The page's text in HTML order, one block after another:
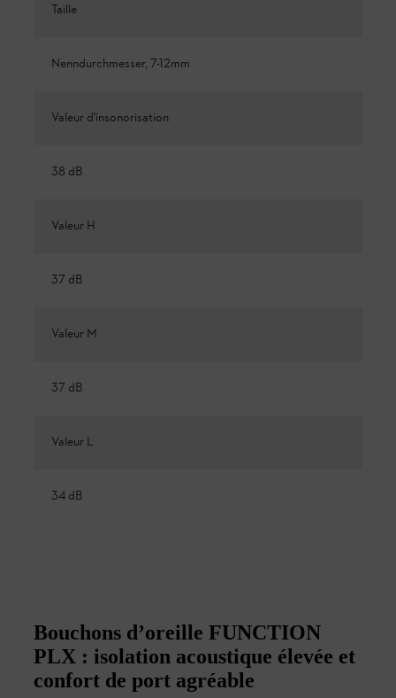
Taille
Nenndurchmesser, 7-12mm
Valeur d'insonorisation
38 dB
Valeur H
37 dB
Valeur M
37 dB
Valeur L
34 dB
Bouchons d’oreille FUNCTION
PLX : isolation acoustique élevée et
confort de port agréable